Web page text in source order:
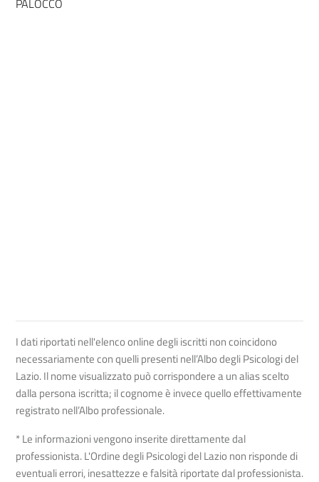
PALOCCO
I dati riportati nell'elenco online degli iscritti non coincidono
necessariamente con quelli presenti nell’Albo degli Psicologi del
Lazio. Il nome visualizzato può corrispondere a un alias scelto
dalla persona iscritta; il cognome è invece quello effettivamente
registrato nell’Albo professionale.
* Le informazioni vengono inserite direttamente dal
professionista. L'Ordine degli Psicologi del Lazio non risponde di
eventuali errori, inesattezze e falsità riportate dal professionista.